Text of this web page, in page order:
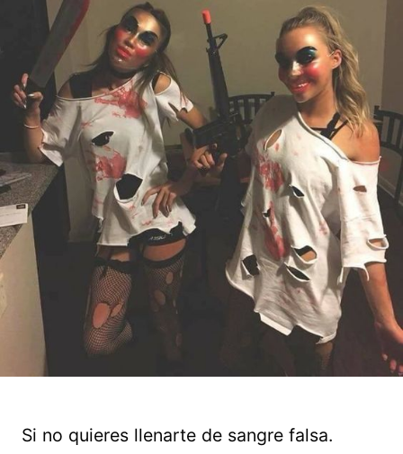
Si no quieres llenarte de sangre falsa.